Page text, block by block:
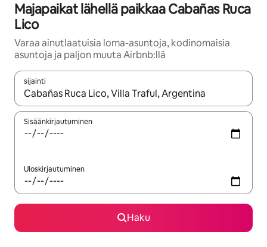
Majapaikat lähellä paikkaa Cabañas Ruca
Lico
Varaa ainutlaatuisia loma-asuntoja, kodinomaisia
asuntoja ja paljon muuta Airbnb:llä
sijainti
Kun tulokset ovat saatavilla, navigoi ylös- ja alas-
Sisäänkirjautuminen
Uloskirjautuminen
Haku